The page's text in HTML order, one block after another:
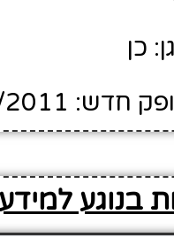
כן
01/09/2011
בנוגע